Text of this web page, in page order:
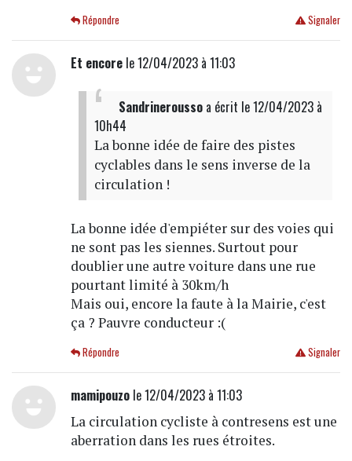
Signaler
Répondre
Et encorele 12/04/2023 à 11:03
Sandrineroussoa écrit le 12/04/2023 à
10h44
La bonne idée de faire des pistes
cyclables dans le sens inverse de la
circulation !
La bonne idée d'empiéter sur des voies qui
ne sont pas les siennes. Surtout pour
doublier une autre voiture dans une rue
pourtant limité à 30km/h
Mais oui, encore la faute à la Mairie, c'est
ça ? Pauvre conducteur :(
Signaler
Répondre
mamipouzole 12/04/2023 à 11:03
La circulation cycliste à contresens est une
aberration dans les rues étroites.